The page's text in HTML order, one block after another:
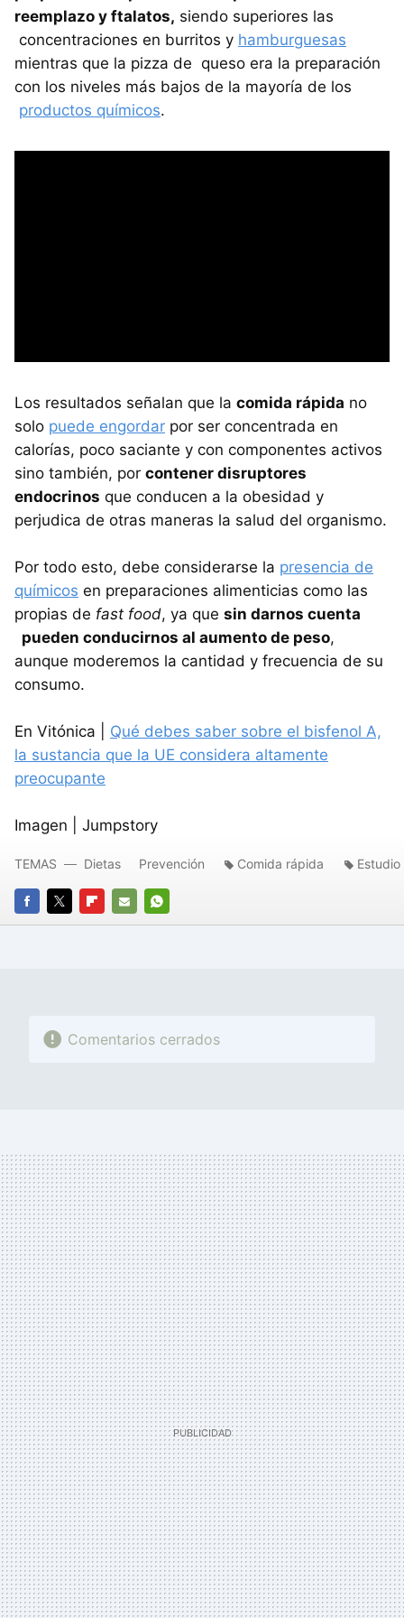
reemplazo y ftalatos, siendo superiores las
concentraciones en burritos y hamburguesas
mientras que la pizza de queso era la preparación
con los niveles más bajos de la mayoría de los
productos químicos.
Los resultados señalan que la comida rápida no
solo puede engordar por ser concentrada en
calorías, poco saciante y con componentes activos
sino también, por contener disruptores
endocrinos que conducen a la obesidad y
perjudica de otras maneras la salud del organismo.
Por todo esto, debe considerarse la presencia de
químicos en preparaciones alimenticias como las
propias de fast food, ya que sin darnos cuenta
pueden conducirnos al aumento de peso,
aunque moderemos la cantidad y frecuencia de su
consumo.
En Vitónica | Qué debes saber sobre el bisfenol A,
la sustancia que la UE considera altamente
preocupante
Imagen | Jumpstory
FACEBOOK
TWITTERFLIPBOARD
E-
WHATSAPP
TEMAS Dietas Prevención Comida rápida Estudio
Comentarios cerrados